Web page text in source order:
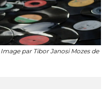
par Tibor Janosi Mozes de